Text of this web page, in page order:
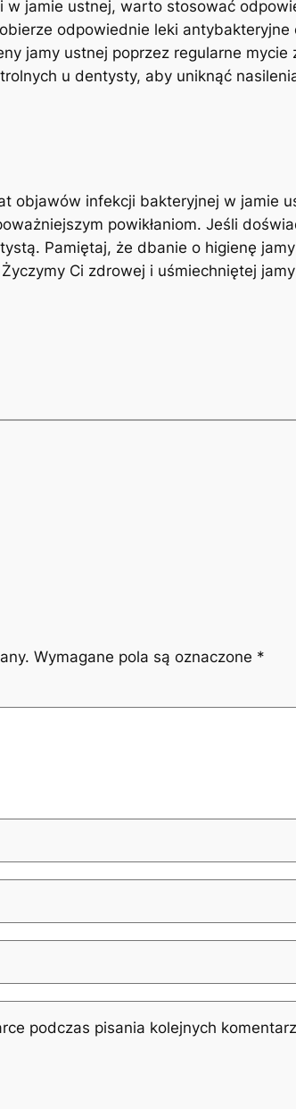
jamie ustnej, warto stosować
odpowiednie leki antybakteryjne
jamy ustnej poprzez⁢ regularne
u⁢ dentysty, aby uniknąć
objawów infekcji ‌bakteryjnej‌ w jamie
powikłaniom. Jeśli
‌Pamiętaj, że dbanie o higienę⁢
Ci zdrowej i⁤ uśmiechniętej
Wymagane pola są oznaczone *
podczas pisania kolejnych